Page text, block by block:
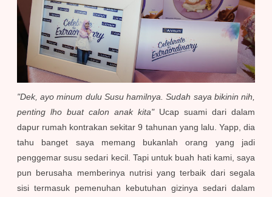
"Dek, ayo minum dulu Susu hamilnya. Sudah saya bikinin nih,
penting lho buat calon anak kita"Ucap suami dari dalam
dapur rumah kontrakan sekitar 9 tahunan yang lalu. Yapp, dia
tahu banget saya memang bukanlah orang yang jadi
penggemar susu sedari kecil. Tapi untuk buah hati kami, saya
pun berusaha memberinya nutrisi yang terbaik dari segala
sisi termasuk pemenuhan kebutuhan gizinya sedari dalam